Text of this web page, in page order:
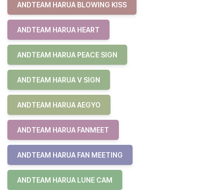
ANDTEAM HARUA BLOWING KISS
ANDTEAM HARUA HEART
ANDTEAM HARUA PEACE SIGN
ANDTEAM HARUA V SIGN
ANDTEAM HARUA AEGYO
ANDTEAM HARUA FANMEET
ANDTEAM HARUA FAN MEETING
ANDTEAM HARUA LUNE CAM